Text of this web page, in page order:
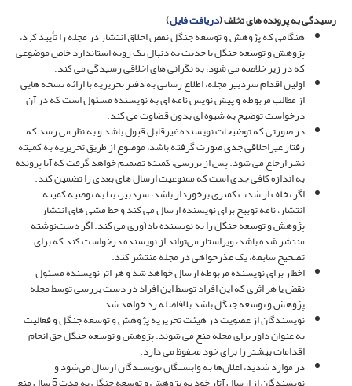
رسیدگی به پرونده های تخلف (دریافت فایل)
هنگامی که پژوهش و توسعه جنگل نقض اخلاق انتشار در مجله را تأیید کرد،
پژوهش و توسعه جنگل با جدیت به دنبال یک رویه استاندارد خاص موضوعی
که در زیر خلاصه می شود، به نگرانی های اخلاقی رسیدگی می کند:
اولین اقدام سردبیر مجله، اطلاع رسانی به دفتر تحریریه با ارائه نسخه هایی
از مطالب مربوطه و پیش نویس نامه ای به نویسنده مسئول است که در آن
درخواست توضیح به شیوه ای بدون قضاوت می کند.
در صورتی که توضیحات نویسنده غیرقابل قبول باشد و به نظر می رسد که
رفتار غیراخلاقی جدی صورت گرفته باشد، موضوع از طریق تحریریه به کمیته
نشر ارجاع می شود. پس از بررسی، کمیته تصمیم خواهد گرفت که آیا پرونده
به اندازه کافی جدی است که ممنوعیت ارسال های بعدی را تضمین کند.
اگر تخلف از شدت کمتری برخوردار باشد، سردبیر، بنا به توصیه کمیته
انتشار، نامه توبیخ برای نویسنده ارسال می کند و خط مشی های انتشار
پژوهش و توسعه جنگل را به نویسنده یادآوری می کند. اگر دست‌نوشته
منتشر شده باشد، ویراستار می‌تواند از نویسنده درخواست کند که برای
تصحیح سابقه، یک عذرخواهی در مجله منتشر کند.
اخطار برای نویسنده مربوطه ارسال خواهد شد و هر اثر نویسنده مسئول
نقض یا هر اثری که این افراد توسط این افراد در دست بررسی توسط مجله
پژوهش و توسعه جنگل باشد بلافاصله رد خواهد شد.
نویسندگان از عضویت در هیئت تحریریه پژوهش و توسعه جنگل و فعالیت
به عنوان داور برای مجله منع می شوند. پژوهش و توسعه جنگل حق انجام
اقدامات بیشتر را برای خود محفوظ می دارد.
در موارد شدید، اعلان‌ها به وابستگان نویسندگان ارسال می‌شود و